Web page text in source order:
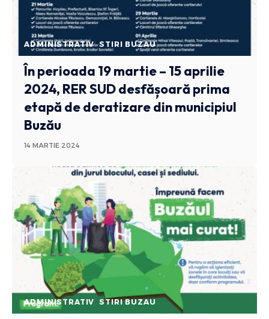
ADMINISTRATIV STIRI BUZAU
În perioada 19 martie – 15 aprilie
2024, RER SUD desfășoară prima
etapă de deratizare din municipiul
Buzău
14 MARTIE 2024
ADMINISTRATIV STIRI BUZAU